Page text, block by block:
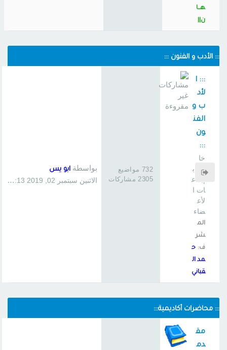
هــا
ن||
::: الأدب و الفنون :::
::: ا
لأد
ب و
الفن
ون
:::
خا
ص ب
إبداع
ات ا
لأع
ضاء
الم
شر
ف: ح
مد ال
قباني
732 مواضيع
2305 مشاركات
بواسطة ابو يس
الاثنين سبتمبر 02, 2019 1:13 pm
::: محاضرات أكاديمية:::
مق
دم